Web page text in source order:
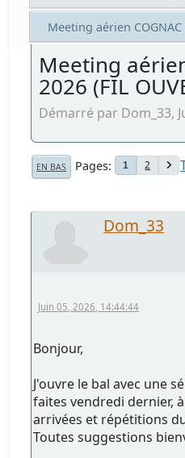
Meeting aérien COGNAC
Meeting
2026 (FIL
Démarré par Dom_33,
EN BAS Pages 1 2
Dom_33
Juin 05, 2026, 14:44:44
Bonjour,
J'ouvre le bal avec une
faites vendredi dernier,
arrivées et répétitions
Toutes suggestions